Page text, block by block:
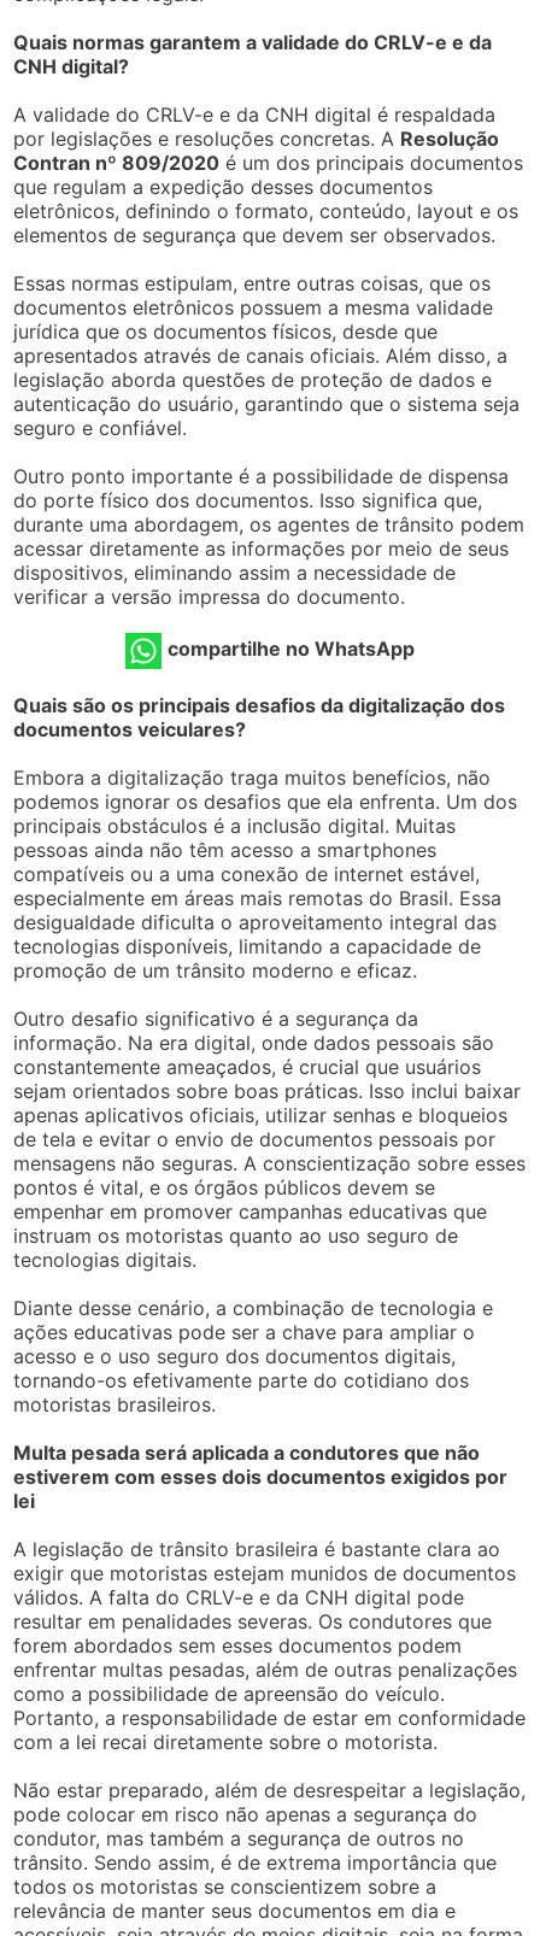
Quais normas garantem a validade do CRLV-e e da
CNH digital?
A validade do CRLV-e e da CNH digital é respaldada
por legislações e resoluções concretas. A Resolução
Contran nº 809/2020 é um dos principais documentos
que regulam a expedição desses documentos
eletrônicos, definindo o formato, conteúdo, layout e os
elementos de segurança que devem ser observados.
Essas normas estipulam, entre outras coisas, que os
documentos eletrônicos possuem a mesma validade
jurídica que os documentos físicos, desde que
apresentados através de canais oficiais. Além disso, a
legislação aborda questões de proteção de dados e
autenticação do usuário, garantindo que o sistema seja
seguro e confiável.
Outro ponto importante é a possibilidade de dispensa
do porte físico dos documentos. Isso significa que,
durante uma abordagem, os agentes de trânsito podem
acessar diretamente as informações por meio de seus
dispositivos, eliminando assim a necessidade de
verificar a versão impressa do documento.
compartilhe no WhatsApp
Quais são os principais desafios da digitalização dos
documentos veiculares?
Embora a digitalização traga muitos benefícios, não
podemos ignorar os desafios que ela enfrenta. Um dos
principais obstáculos é a inclusão digital. Muitas
pessoas ainda não têm acesso a smartphones
compatíveis ou a uma conexão de internet estável,
especialmente em áreas mais remotas do Brasil. Essa
desigualdade dificulta o aproveitamento integral das
tecnologias disponíveis, limitando a capacidade de
promoção de um trânsito moderno e eficaz.
Outro desafio significativo é a segurança da
informação. Na era digital, onde dados pessoais são
constantemente ameaçados, é crucial que usuários
sejam orientados sobre boas práticas. Isso inclui baixar
apenas aplicativos oficiais, utilizar senhas e bloqueios
de tela e evitar o envio de documentos pessoais por
mensagens não seguras. A conscientização sobre esses
pontos é vital, e os órgãos públicos devem se
empenhar em promover campanhas educativas que
instruam os motoristas quanto ao uso seguro de
tecnologias digitais.
Diante desse cenário, a combinação de tecnologia e
ações educativas pode ser a chave para ampliar o
acesso e o uso seguro dos documentos digitais,
tornando-os efetivamente parte do cotidiano dos
motoristas brasileiros.
Multa pesada será aplicada a condutores que não
estiverem com esses dois documentos exigidos por
lei
A legislação de trânsito brasileira é bastante clara ao
exigir que motoristas estejam munidos de documentos
válidos. A falta do CRLV-e e da CNH digital pode
resultar em penalidades severas. Os condutores que
forem abordados sem esses documentos podem
enfrentar multas pesadas, além de outras penalizações
como a possibilidade de apreensão do veículo.
Portanto, a responsabilidade de estar em conformidade
com a lei recai diretamente sobre o motorista.
Não estar preparado, além de desrespeitar a legislação,
pode colocar em risco não apenas a segurança do
condutor, mas também a segurança de outros no
trânsito. Sendo assim, é de extrema importância que
todos os motoristas se conscientizem sobre a
relevância de manter seus documentos em dia e